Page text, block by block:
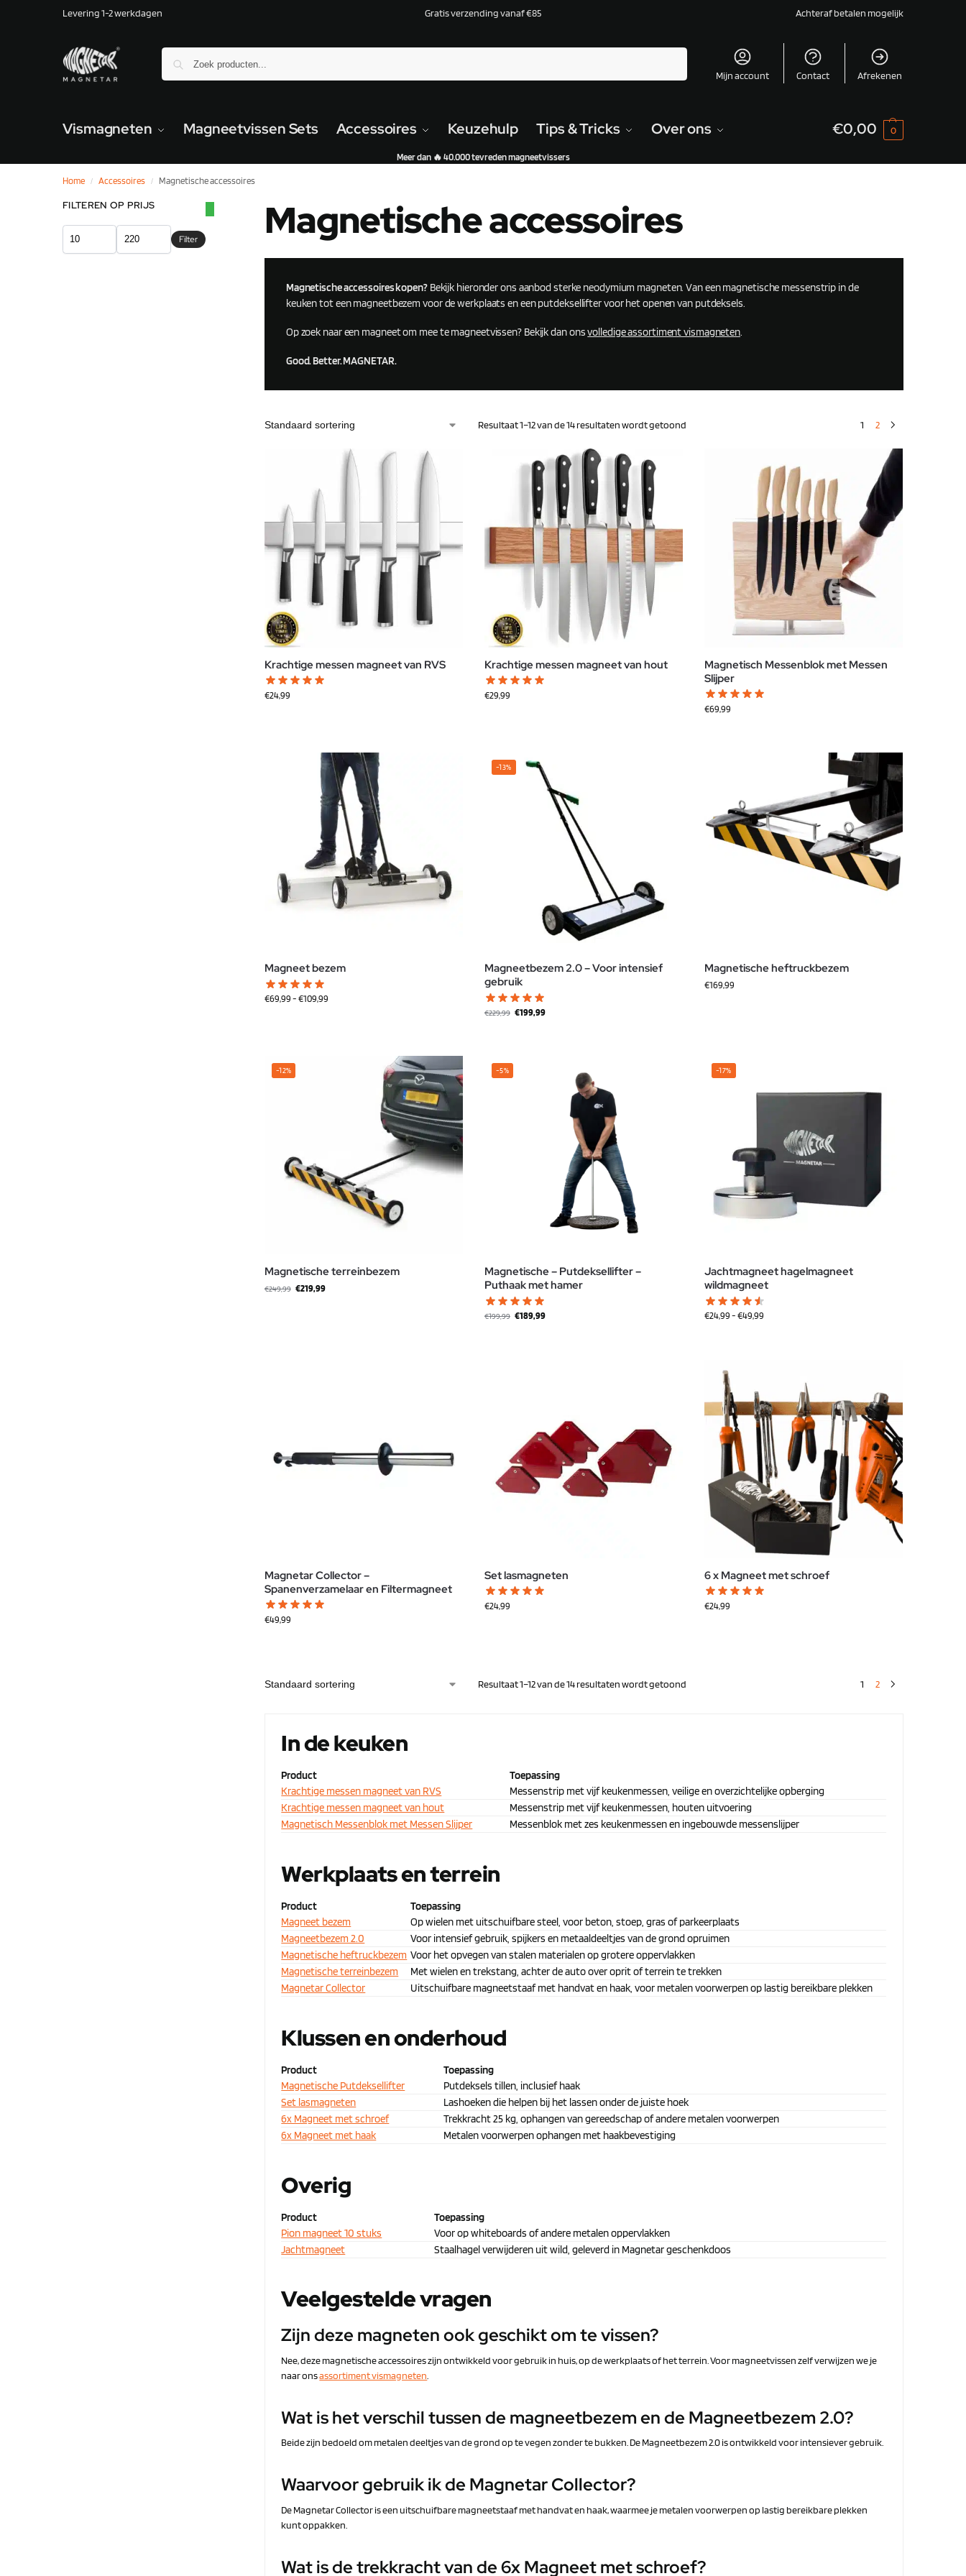
Levering 1-2 werkdagen Gratis verzending vanaf €85 Achteraf betalen mogelijk
Mijn account Contact Afrekenen
Vismagneten Magneetvissen Sets Accessoires Keuzehulp Tips & Tricks Over ons €0,00 0
Meer dan 🔥 40.000 tevreden magneetvissers
Home / Accessoires / Magnetische accessoires
Magnetische accessoires
Magnetische accessoires kopen?Bekijk hieronder ons aanbod sterke neodymium magneten. Van een magnetische messenstrip in de
keuken tot een magneetbezem voor de werkplaats en een putdeksellifter voor het openen van putdeksels.
Op zoek naar een magneet om mee te magneetvissen? Bekijk dan onsvolledige assortiment vismagneten.
Good. Better. MAGNETAR.
Resultaat 1–12 van de 14 resultaten wordt getoond 1 2
Krachtige messen magneet van RVS
€24,99
Krachtige messen magneet van hout
€29,99
Magnetisch Messenblok met Messen
Slijper
€69,99
Magneet bezem
€69,99-€109,99
-13%
Magneetbezem 2.0 – Voor intensief
gebruik
€229,99 €199,99
Magnetische heftruckbezem
€169,99
-12%
Magnetische terreinbezem
€249,99 €219,99
-5%
Magnetische – Putdeksellifter –
Puthaak met hamer
€199,99 €189,99
-17%
Jachtmagneet hagelmagneet
wildmagneet
€24,99-€49,99
Magnetar Collector –
Spanenverzamelaar en Filtermagneet
€49,99
Set lasmagneten
€24,99
6 x Magneet met schroef
€24,99
Resultaat 1–12 van de 14 resultaten wordt getoond 1 2
In de keuken
Product
Toepassing
Krachtige messen magneet van RVS
Messenstrip met vijf keukenmessen, veilige en overzichtelijke opberging
Krachtige messen magneet van hout
Messenstrip met vijf keukenmessen, houten uitvoering
Magnetisch Messenblok met Messen Slijper
Messenblok met zes keukenmessen en ingebouwde messenslijper
Werkplaats en terrein
Product
Toepassing
Magneet bezem
Op wielen met uitschuifbare steel, voor beton, stoep, gras of parkeerplaats
Magneetbezem 2.0
Voor intensief gebruik, spijkers en metaaldeeltjes van de grond opruimen
Magnetische heftruckbezem Voor het opvegen van stalen materialen op grotere oppervlakken
Magnetische terreinbezem
Met wielen en trekstang, achter de auto over oprit of terrein te trekken
Magnetar Collector
Uitschuifbare magneetstaaf met handvat en haak, voor metalen voorwerpen op lastig bereikbare plekken
Klussen en onderhoud
Product
Toepassing
Magnetische Putdeksellifter
Putdeksels tillen, inclusief haak
Set lasmagneten
Lashoeken die helpen bij het lassen onder de juiste hoek
6x Magneet met schroef
Trekkracht 25 kg, ophangen van gereedschap of andere metalen voorwerpen
6x Magneet met haak
Metalen voorwerpen ophangen met haakbevestiging
Overig
Product
Toepassing
Pion magneet 10 stuks
Voor op whiteboards of andere metalen oppervlakken
Jachtmagneet
Staalhagel verwijderen uit wild, geleverd in Magnetar geschenkdoos
Veelgestelde vragen
Zijn deze magneten ook geschikt om te vissen?
Nee, deze magnetische accessoires zijn ontwikkeld voor gebruik in huis, op de werkplaats of het terrein. Voor magneetvissen zelf verwijzen we je
naar onsassortiment vismagneten
Wat is het verschil tussen de magneetbezem en de Magneetbezem 2.0?
Beide zijn bedoeld om metalen deeltjes van de grond op te vegen zonder te bukken. De Magneetbezem 2.0 is ontwikkeld voor intensiever gebruik.
Waarvoor gebruik ik de Magnetar Collector?
De Magnetar Collector is een uitschuifbare magneetstaaf met handvat en haak, waarmee je metalen voorwerpen op lastig bereikbare plekken
kunt oppakken.
Wat is de trekkracht van de 6x Magneet met schroef?
FILTEREN OP PRIJS
Filter